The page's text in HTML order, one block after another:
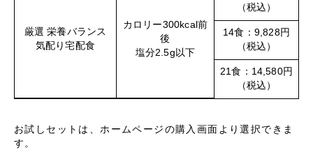
厳選 栄養バランス
気配り宅配食
カロリー300kcal前
後
塩分2.5g以下
（税込）
14食：9,828円
（税込）
21食：14,580円
（税込）
お試しセットは、ホームページの購入画面より選択できま
す。